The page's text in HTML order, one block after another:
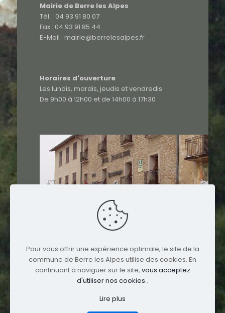
Mairie de Berre les Alpes
Tél. : 04 93 91 80 07
Fax : 04 93 91 85 44
E-Mail : mairie@berrelesalpes.fr
Horaires d'ouverture
Les lundis, mardis, jeudis et vendredis
De 9h00 à 12h00 et de 14h00 à 17h30
© 2017 Berre-les-Alpes. All Rights Reserved.
Pour vous offrir une expérience optimale, le site de la
commune de Berre les Alpes utilise des cookies. En
continuant à naviguer sur le site, vous acceptez
d'utiliser nos cookies..
Lire plus